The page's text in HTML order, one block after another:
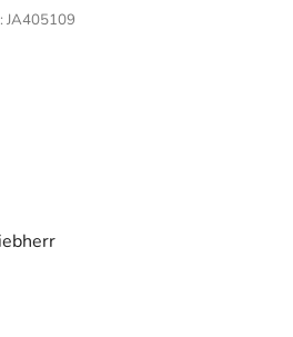
JA405109